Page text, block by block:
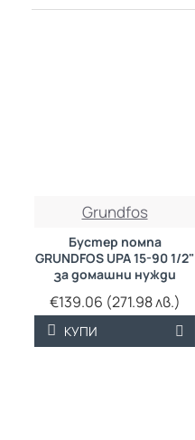
Grundfos
Бустер помпа
GRUNDFOS UPA 15-90 1/2"
за домашни нужди
€139.06 (271.98 лв.)
КУПИ